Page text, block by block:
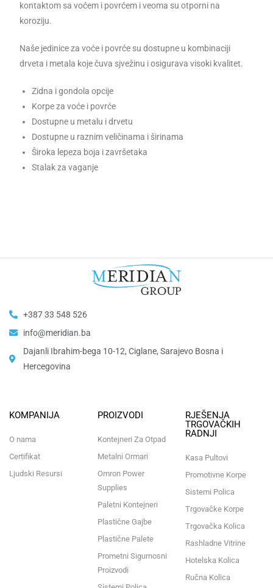
kontaktom sa voćem i povrćem i veoma su otporni na
koroziju.
Naše jedinice za voće i povrće su dostupne u kombinaciji
drveta i metala koje čuva sjvežinu i osigurava visoki kvalitet.
Zidna i gondola opcije
Korpe za voće i povrće
Dostupne u metalu i drvetu
Dostupne u raznim veličinama i širinama
Široka lepeza boja i završetaka
Stalak za vaganje
+387 33 548 526
info@meridian.ba
Dajanli Ibrahim-bega 10-12, Ciglane, Sarajevo Bosna i
Hercegovina​
KOMPANIJA
O nama
Certifikat
Ljudski Resursi
PROIZVODI
Kontejneri Za Otpad
Metalni Ormari
Omron Power
Supplies
Paletni Kontejneri
Plastične Gajbe
Plastične Palete
Prometni Sigurnosni
Proizvodi
RJEŠENJA
TRGOVAČKIH
RADNJI
Kasa Pultovi
Promotivne Korpe
Sistemi Polica
Trgovačke Korpe
Trgovačka Kolica
Rashladne Vitrine
Hotelska Kolica
Ručna Kolica